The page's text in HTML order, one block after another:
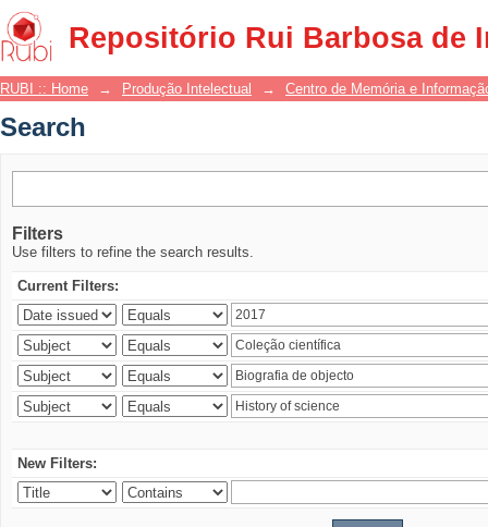
Repositório Rui Barbosa de
Search
RUBI :: Home → Produção Intelectual → Centro de Memória e
Search
Filters
Use filters to refine the search results.
Current Filters:
New Filters: